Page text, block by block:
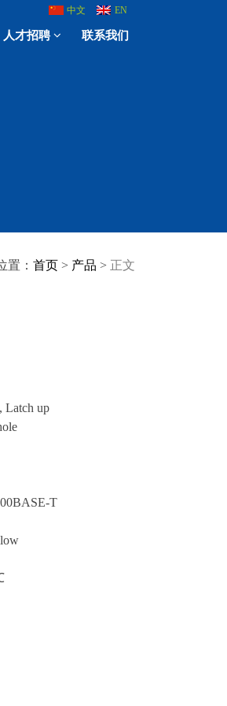
中文 EN
人才招聘 联系我们
置： 首页 > 产品 > 正文
Latch up
T